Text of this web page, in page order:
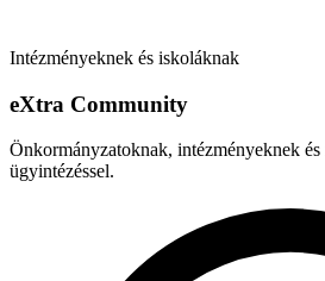
Intézményeknek és iskoláknak
eXtra Community
Önkormányzatoknak, intézményeknek
ügyintézéssel.